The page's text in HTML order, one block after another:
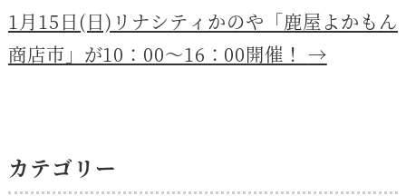
1月15日(日)リナシティかのや「鹿屋よかもん
商店市」が10：00〜16：00開催！ →
カテゴリー